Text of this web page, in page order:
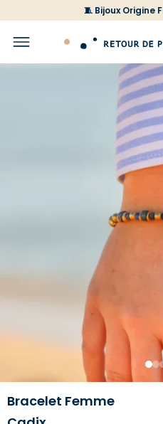
🧵 Bijoux Origine
1 2
Bracelet Femme